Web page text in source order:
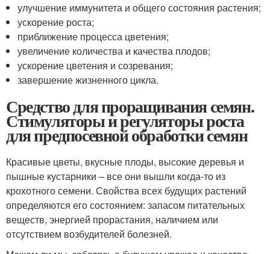
улучшение иммунитета и общего состояния растения;
ускорение роста;
приближение процесса цветения;
увеличение количества и качества плодов;
ускорение цветения и созревания;
завершение жизненного цикла.
Средство для проращивания семян.
Стимуляторы и регуляторы роста
для предпосевной обработки семян
Красивые цветы, вкусные плоды, высокие деревья и
пышные кустарники – все они вышли когда-то из
крохотного семени. Свойства всех будущих растений
определяются его состоянием: запасом питательных
веществ, энергией прорастания, наличием или
отсутствием возбудителей болезней.